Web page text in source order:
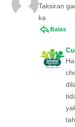
Taksiran
ka
Balas